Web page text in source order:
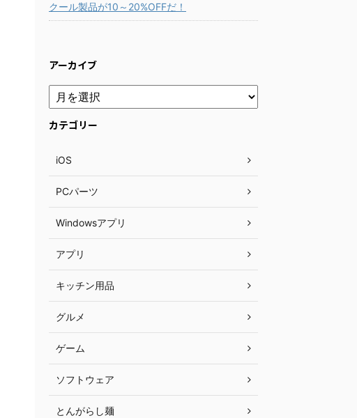
クール製品が10～20%OFFだ！
アーカイブ
カテゴリー
iOS
PCパーツ
Windowsアプリ
アプリ
キッチン用品
グルメ
ゲーム
ソフトウェア
とんがらし麺